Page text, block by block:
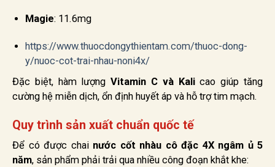
Magie: 11.6mg
https://www.thuocdongythientam.com/thuoc-dong-
y/nuoc-cot-trai-nhau-noni4x/
Đặc biệt, hàm lượngVitamin C và Kalicao giúp tăng
cường hệ miễn dịch, ổn định huyết áp và hỗ trợ tim mạch.
Quy trình sản xuất chuẩn quốc tế
Để có được chai nước cốt nhàu cô đặc 4X ngâm ủ 5
năm, sản phẩm phải trải qua nhiều công đoạn khắt khe: